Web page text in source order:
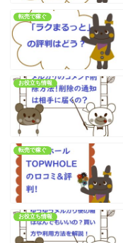
転売で稼ぐ
お役立ち情報
転売で稼ぐ
お役立ち情報